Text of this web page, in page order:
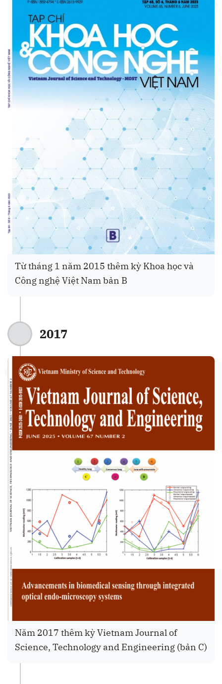
Từ tháng 1 năm 2015 thêm kỳ Khoa học và
Công nghệ Việt Nam bản B
2017
Năm 2017 thêm kỳ Vietnam Journal of
Science, Technology and Engineering (bản C)